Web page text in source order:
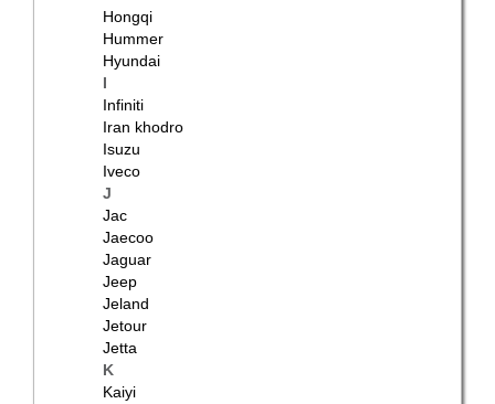
Hongqi
Hummer
Hyundai
I
Infiniti
Iran khodro
Isuzu
Iveco
J
Jac
Jaecoo
Jaguar
Jeep
Jeland
Jetour
Jetta
K
Kaiyi